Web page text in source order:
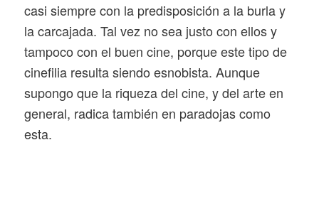
casi siempre con la predisposición a la burla y
la carcajada. Tal vez no sea justo con ellos y
tampoco con el buen cine, porque este tipo de
cinefilia resulta siendo esnobista. Aunque
supongo que la riqueza del cine, y del arte en
general, radica también en paradojas como
esta.